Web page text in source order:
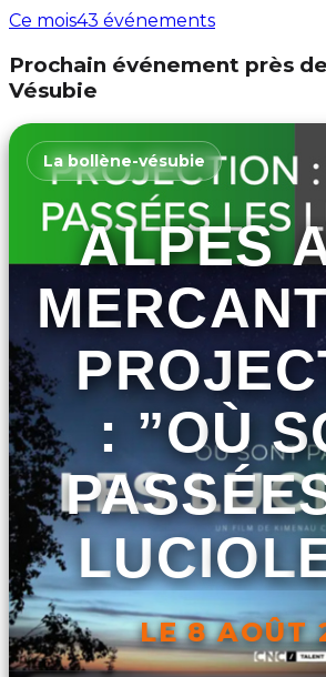
Ce mois43 événements
Prochain événement près
Vésubie
La bollène-vésubie
ALPES
: ”OÙ
LE 8 AOÛT